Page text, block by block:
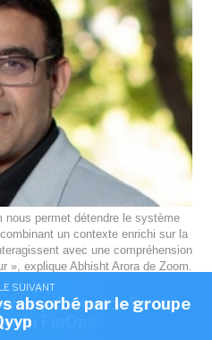
SUIVANT
up Common Room,
du FinOps
permet détendre le système
un contexte enrichi sur la
avec une compréhension
», explique Abhisht Arora de Zoom.
Zoom)
un accord définitif pour
SUIVANT
absorbé par le groupe